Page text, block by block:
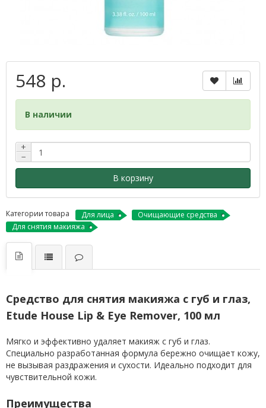
548 р.
В наличии
+
−
В корзину
Категории товара Для лица
Очищающие средства
Для снятия макияжа
Средство для снятия макияжа с губ и глаз,
Etude House Lip & Eye Remover, 100 мл
Мягко и эффективно удаляет макияж с губ и глаз.
Специально разработанная формула бережно очищает кожу,
не вызывая раздражения и сухости. Идеально подходит для
чувствительной кожи.
Преимущества